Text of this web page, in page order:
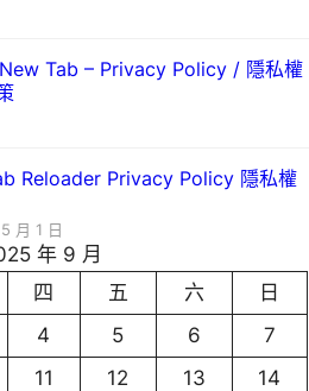
Tab – Privacy Policy / 隱私權
Reloader Privacy Policy 隱私權
月 1 日
年 9 月
四 五 六
日
4 5 6
7
11 12 13
14